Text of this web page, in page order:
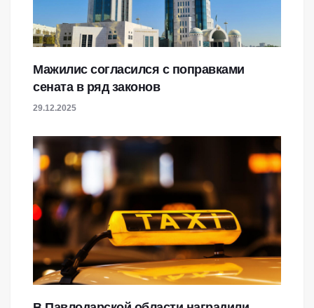
Мажилис согласился с поправками
сената в ряд законов
29.12.2025